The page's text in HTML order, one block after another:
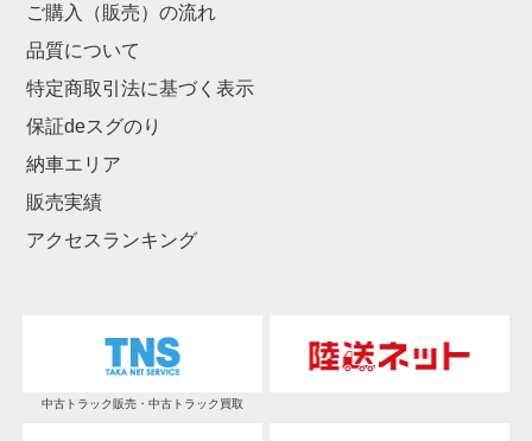
ご購入（販売）の流れ
品質について
特定商取引法に基づく表示
保証deスグのり
納車エリア
販売実績
アクセスランキング
中古トラック販売・中古トラック買取